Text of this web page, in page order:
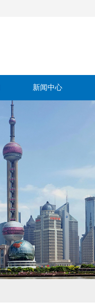
新闻中心